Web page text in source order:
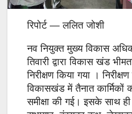
रिपोर्ट — ललित जोशी
नव नियुक्त मुख्य विकास
तिवारी द्वारा विकास खंड
निरीक्षण किया गया ।
विकासखंड में तैनात कार्मिकों
समीक्षा की गई। इसके साथ